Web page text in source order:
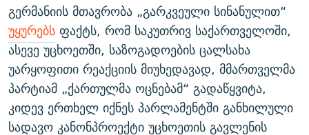
გერმანიის მთავრობა „გარკვეული სინანულით“
უყურებსფაქტს, რომ საკუთრივ საქართველოში,
ასევე უცხოეთში, საზოგადოების ცალსახა
უარყოფითი რეაქციის მიუხედავად, მმართველმა
პარტიამ „ქართულმა ოცნებამ“ გადაწყვიტა,
კიდევ ერთხელ იქნეს პარლამენტში განხილული
სადავო კანონპროექტი უცხოეთის გავლენის